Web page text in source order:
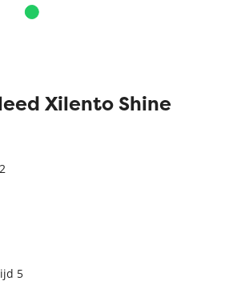
Xilento Shine
5